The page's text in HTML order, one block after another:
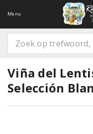
Menu
Viña del
Selección